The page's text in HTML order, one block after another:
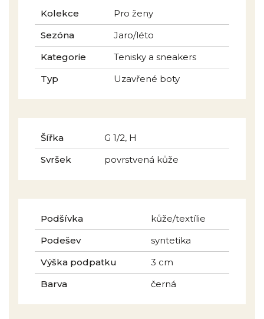
Kolekce
Pro ženy
Sezóna
Jaro/léto
Kategorie
Tenisky a sneakers
Typ
Uzavřené boty
Šířka
G 1/2, H
Svršek
povrstvená kůže
Podšívka
kůže/textílie
Podešev
syntetika
Výška podpatku
3 cm
Barva
černá